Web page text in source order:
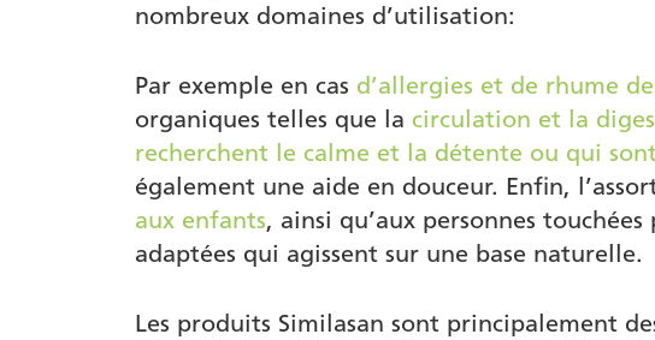
nombreux domaines d’utilisation:
Par exemple en cas d’allergies et de rhume
organiques telles que la circulation et la
recherchent le calme et la détente ou qui
également une aide en douceur. Enfin,
aux enfants, ainsi qu’aux personnes touchées
adaptées qui agissent sur une base naturelle.
Les produits Similasan sont principalement